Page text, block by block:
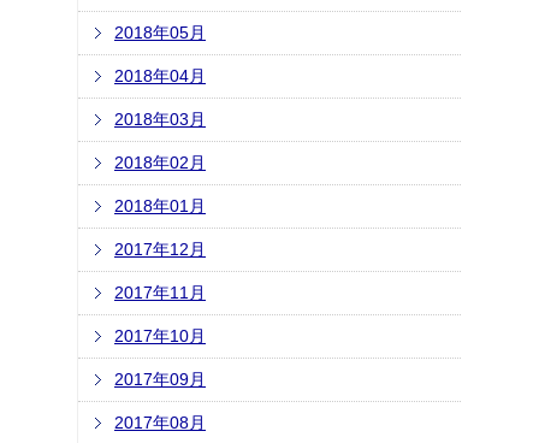
2018年05月
2018年04月
2018年03月
2018年02月
2018年01月
2017年12月
2017年11月
2017年10月
2017年09月
2017年08月